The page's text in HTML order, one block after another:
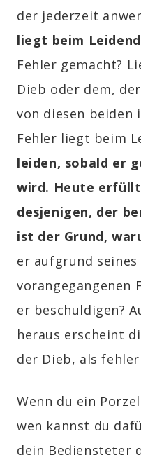
der jederzeit
liegt beim
Fehler gemacht?
Dieb oder dem,
von diesen beiden
Fehler liegt beim
leiden, sobald er
wird. Heute
desjenigen, der
ist der Grund,
er aufgrund seines
vorangegangenen
er beschuldigen?
heraus erscheint
der Dieb, als
Wenn du ein
wen kannst du
dein Bediensteter